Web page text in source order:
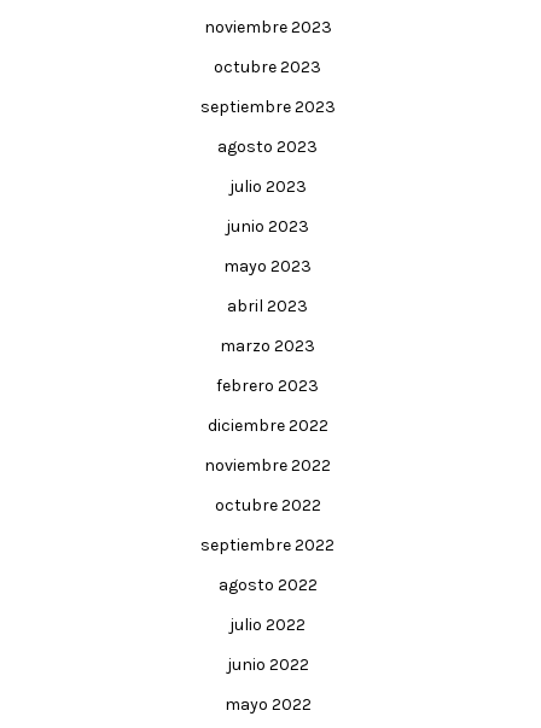
noviembre 2023
octubre 2023
septiembre 2023
agosto 2023
julio 2023
junio 2023
mayo 2023
abril 2023
marzo 2023
febrero 2023
diciembre 2022
noviembre 2022
octubre 2022
septiembre 2022
agosto 2022
julio 2022
junio 2022
mayo 2022